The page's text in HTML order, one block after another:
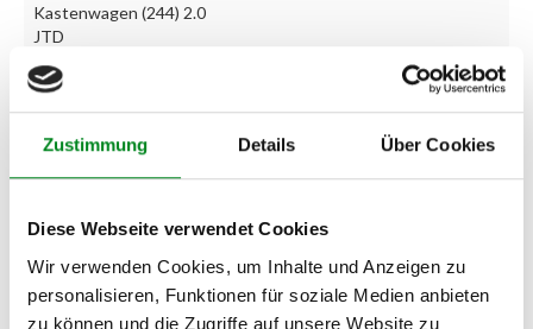
Zustimmung Details Über Cookies
Diese Webseite verwendet Cookies
Wir verwenden Cookies, um Inhalte und Anzeigen zu
personalisieren, Funktionen für soziale Medien anbieten
zu können und die Zugriffe auf unsere Website zu
Kastenwagen (244) 2.0
JTD
FIAT DUCATO
JTD
FIAT DUCATO
Pritschenwagen (244) 2.0